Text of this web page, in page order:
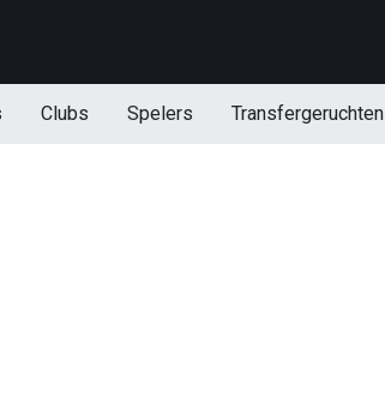
Clubs Spelers Transfergeruchten